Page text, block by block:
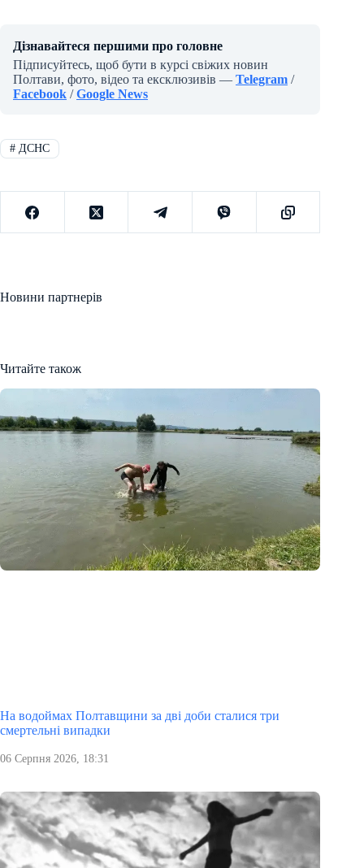
Дізнавайтеся першими про головне
Підписуйтесь, щоб бути в курсі свіжих новин
Полтави, фото, відео та ексклюзивів — Telegram /
Facebook /Google News
#ДСНС
Новини партнерів
Читайте також
На водоймах Полтавщини за дві доби сталися три
смертельні випадки
06 Серпня 2026, 18:31